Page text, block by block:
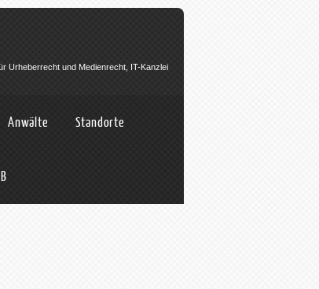
Urheberrecht und Medienrecht, IT-Kanzlei
Anwälte Standorte